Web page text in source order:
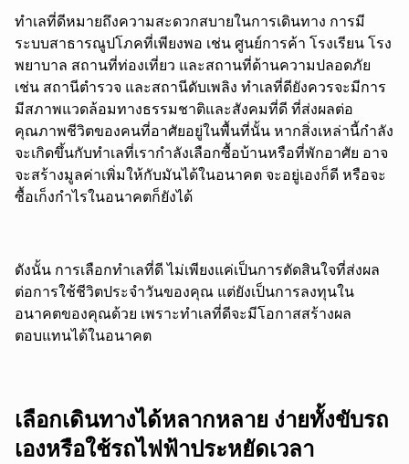
ทำเลที่ดีหมายถึงความสะดวกสบายในการเดินทาง การมี
ระบบสาธารณูปโภคที่เพียงพอ เช่น ศูนย์การค้า โรงเรียน โรง
พยาบาล สถานที่ท่องเที่ยว และสถานที่ด้านความปลอดภัย
เช่น สถานีตำรวจ และสถานีดับเพลิง ทำเลที่ดียังควรจะมีการ
มีสภาพแวดล้อมทางธรรมชาติและสังคมที่ดี ที่ส่งผลต่อ
คุณภาพชีวิตของคนที่อาศัยอยู่ในพื้นที่นั้นหากสิ่งเหล่านี้กำลัง
จะเกิดขึ้นกับทำเลที่เรากำลังเลือกซื้อบ้านหรือที่พักอาศัย อาจ
จะสร้างมูลค่าเพิ่มให้กับมันได้ในอนาคต จะอยู่เองก็ดี หรือจะ
ซื้อเก็งกำไรในอนาคตก็ยังได้
ดังนั้น การเลือกทำเลที่ดี ไม่เพียงแค่เป็นการตัดสินใจที่ส่งผล
ต่อการใช้ชีวิตประจำวันของคุณ แต่ยังเป็นการลงทุนใน
อนาคตของคุณด้วย เพราะทำเลที่ดีจะมีโอกาสสร้างผล
ตอบแทนได้ในอนาคต
เลือกเดินทางได้หลากหลาย ง่ายทั้งขับรถ
เองหรือใช้รถไฟฟ้าประหยัดเวลา